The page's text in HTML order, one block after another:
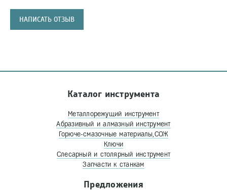
НАПИСАТЬ ОТЗЫВ
Каталог инструмента
Металлорежущий инструмент
Абразивный и алмазный инструмент
Горюче-смазочные материалы,СОЖ
Ключи
Слесарный и столярный инструмент
Запчасти к станкам
Предложения